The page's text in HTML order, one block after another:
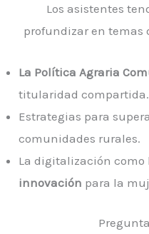
Los asistentes
profundizar en temas
La Política Agraria
titularidad compartida.
Estrategias para
comunidades rurales.
La digitalización como
innovación para la